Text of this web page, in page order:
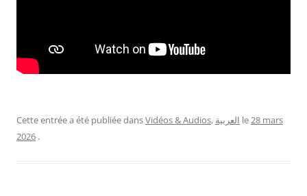
Cette entrée a été publiée dansVidéos & Audios, العربية le28 mars
2026 .